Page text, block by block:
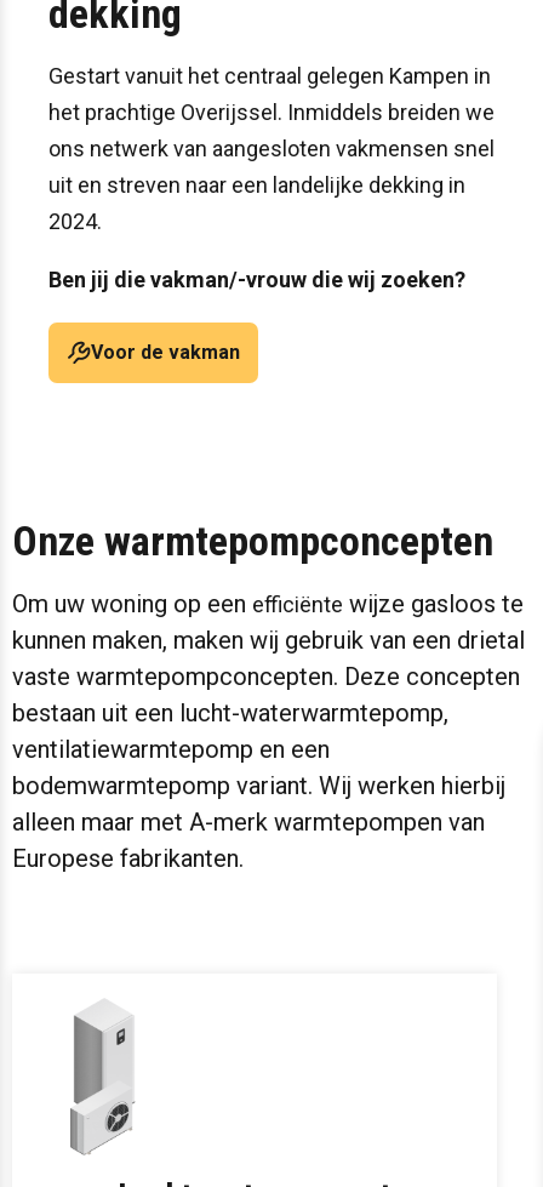
dekking
Gestart vanuit het centraal gelegen Kampen in
het prachtige Overijssel. Inmiddels breiden we
ons netwerk van aangesloten vakmensen snel
uit en streven naar een landelijke dekking in
2024.
Ben jij die vakman/-vrouw die wij zoeken?
Voor de vakman
Onze warmtepompconcepten
Om uw woning op een efficiënte wijze gasloos te
kunnen maken, maken wij gebruik van een drietal
vaste warmtepompconcepten. Deze concepten
bestaan uit een lucht-waterwarmtepomp,
ventilatiewarmtepomp en een
bodemwarmtepomp variant. Wij werken hierbij
alleen maar met A-merk warmtepompen van
Europese fabrikanten.